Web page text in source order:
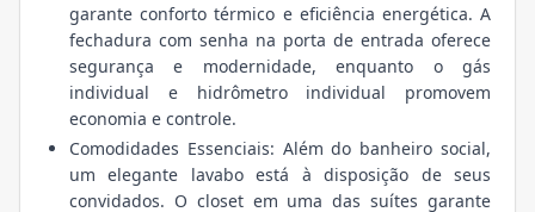
garante conforto térmico e eficiência energética. A
fechadura com senha na porta de entrada oferece
segurança e modernidade, enquanto o gás
individual e hidrômetro individual promovem
economia e controle.
Comodidades Essenciais: Além do banheiro social,
um elegante lavabo está à disposição de seus
convidados. O closet em uma das suítes garante